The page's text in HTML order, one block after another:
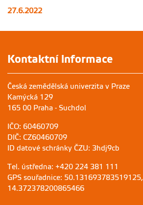
27.6.2022
Kontaktní informace
Česká zemědělská univerzita v Praze
Kamýcká 129
165 00 Praha - Suchdol
IČO: 60460709
DIČ: CZ60460709
ID datové schránky ČZU: 3hdj9cb
Tel. ústředna: +420 224 381 111
GPS souřadnice: 50.131693783519125,
14.372378200865466